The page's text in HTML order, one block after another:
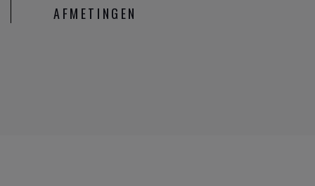
AFMETINGEN